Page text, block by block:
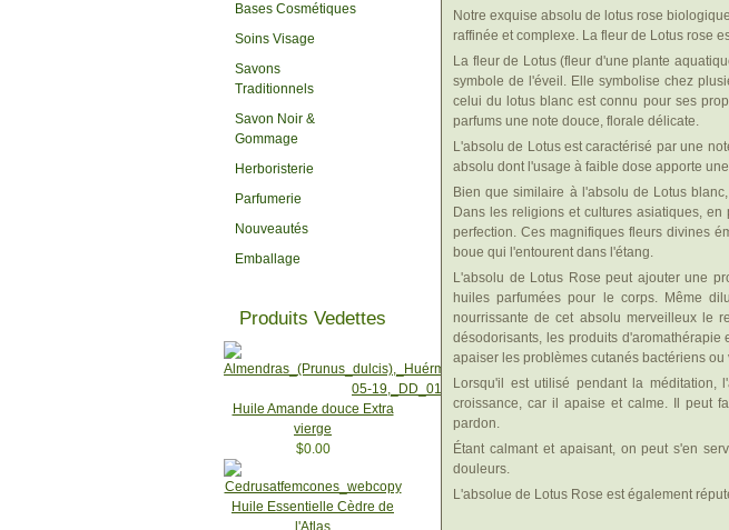
Bases Cosmétiques
Soins Visage
Savons
Traditionnels
Savon Noir &
Gommage
Herboristerie
Parfumerie
Nouveautés
Emballage
Produits Vedettes
Huile Amande douce Extra
vierge
$0.00
Huile Essentielle Cèdre de
l'Atlas
Notre exquise absolu de lotus rose
raffinée et complexe. La fleur de Lotus rose
La fleur de Lotus (fleur d'une plante
symbole de l'éveil. Elle symbolise chez
celui du lotus blanc est connu pour ses
parfums une note douce, florale délicate.
L'absolu de Lotus est caractérisé par une
absolu dont l'usage à faible dose apporte
Bien que similaire à l'absolu de Lotus
Dans les religions et cultures asiatiques,
perfection. Ces magnifiques fleurs divines
boue qui l'entourent dans l'étang.
L'absolu de Lotus Rose peut ajouter une
huiles parfumées pour le corps. Même
nourrissante de cet absolu merveilleux le
désodorisants, les produits
apaiser les problèmes cutanés bactériens
Lorsqu'il est utilisé pendant la
croissance, car il apaise et calme. Il peut
pardon.
Étant calmant et apaisant, on peut s'en
douleurs.
L'absolue de Lotus Rose est également